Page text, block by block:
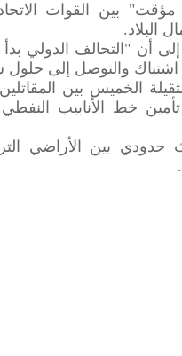
بين القوات
البلاد.
"التحالف الدولي بدأ
اشتباك والتوصل إلى
الخميس بين المقاتلين
خط الأنابيب
بين الأراضي